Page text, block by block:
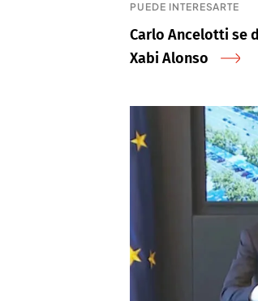
PUEDE INTERESARTE
Carlo Ancelotti se
Xabi Alonso